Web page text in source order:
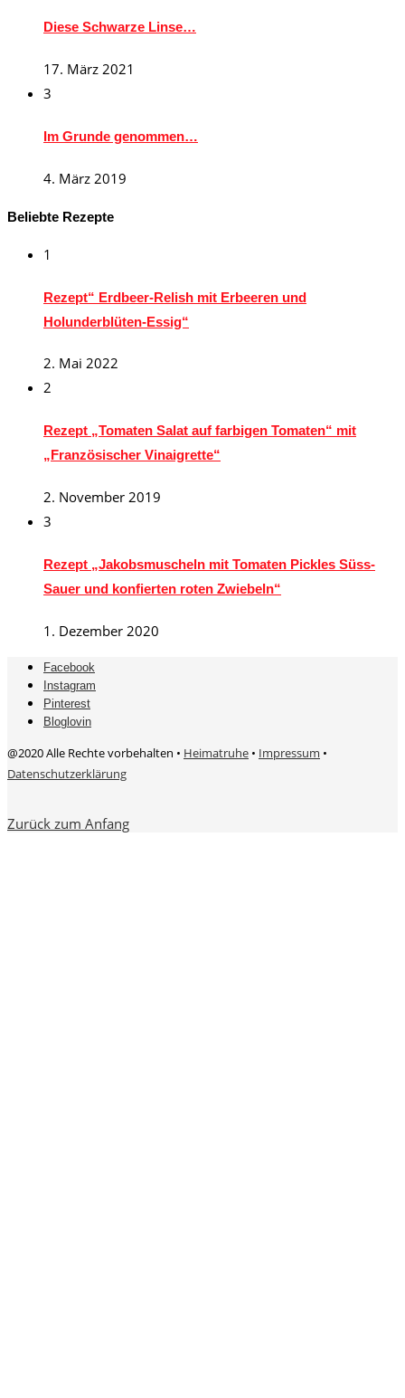
Diese Schwarze Linse…
17. März 2021
3
Im Grunde genommen…
4. März 2019
Beliebte Rezepte
1
Rezept“ Erdbeer-Relish mit Erbeeren und
Holunderblüten-Essig“
2. Mai 2022
2
Rezept „Tomaten Salat auf farbigen Tomaten“ mit
„Französischer Vinaigrette“
2. November 2019
3
Rezept „Jakobsmuscheln mit Tomaten Pickles Süss-
Sauer und konfierten roten Zwiebeln“
1. Dezember 2020
Facebook
Instagram
Pinterest
Bloglovin
@2020 Alle Rechte vorbehalten • Heimatruhe • Impressum •
Datenschutzerklärung
Zurück zum Anfang